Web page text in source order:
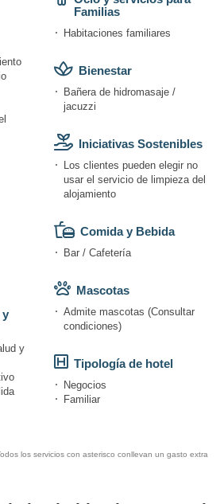
y
y
Familias
Habitaciones familiares
Bienestar
Bañera de hidromasaje /
jacuzzi
Iniciativas Sostenibles
Los clientes pueden elegir no
usar el servicio de limpieza del
alojamiento
Comida y Bebida
Bar / Cafetería
Mascotas
Admite mascotas (Consultar
condiciones)
Tipología de hotel
Negocios
Familiar
los servicios con asterisco conllevan un gasto extra